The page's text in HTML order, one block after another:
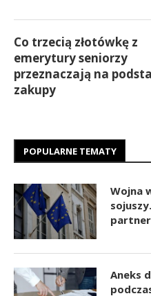
Co trzecią złotówkę z
emerytury seniorzy
przeznaczają na
zakupy
POPULARNE TEMATY
Wojna
Aneks